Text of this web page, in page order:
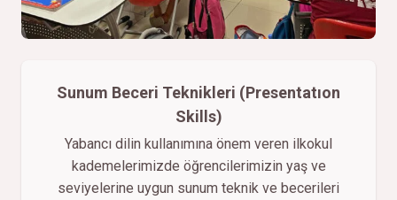
Sunum Beceri Teknikleri (Presentatıon
Skills)
Yabancı dilin kullanımına önem veren ilkokul
kademelerimizde öğrencilerimizin yaş ve
seviyelerine uygun sunum teknik ve becerileri